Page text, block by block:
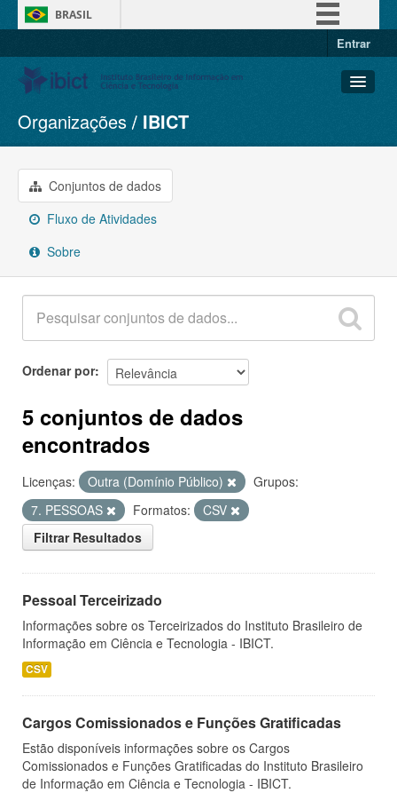
BRASIL
Entrar
Conjuntos de dados
Organizações
Grupos
Sobre
Organizações IBICT
Conjuntos de dados
Fluxo de Atividades
Sobre
Ordenar por
5 conjuntos de dados
encontrados
Licenças: Outra (Domínio Público)
Grupos:
7. PESSOAS
Formatos:
CSV
Filtrar Resultados
Pessoal Terceirizado
Informações sobre os Terceirizados do Instituto Brasileiro de
Informação em Ciência e Tecnologia - IBICT.
CSV
Cargos Comissionados e Funções Gratificadas
Estão disponíveis informações sobre os Cargos
Comissionados e Funções Gratificadas do Instituto Brasileiro
de Informação em Ciência e Tecnologia - IBICT.